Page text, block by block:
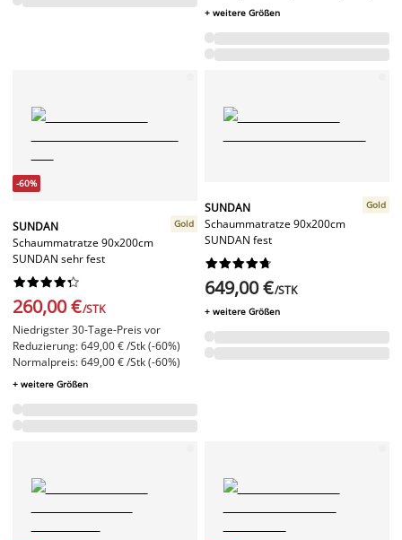
+ weitere Größen
-60%
SUNDAN
Schaummatratze 90x200cm
SUNDAN sehr fest
Gold






260,00 €/STK
Niedrigster 30-Tage-Preis vor
Reduzierung: 649,00 € /Stk (-60%)
Normalpreis: 649,00 € /Stk (-60%)
+ weitere Größen
SUNDAN
Schaummatratze 90x200cm
SUNDAN fest
Gold






649,00 €/STK
+ weitere Größen